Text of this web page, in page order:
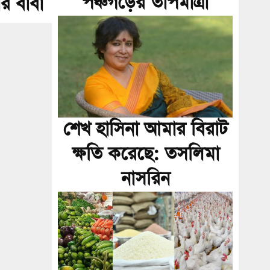
শেখ হাসিনা আমার বিরাট
ক্ষতি করেছে: তসলিমা
নাসরিন